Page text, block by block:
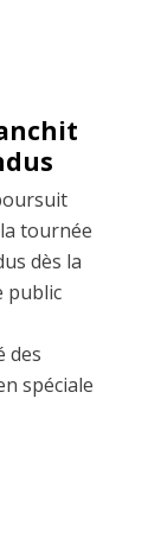
tournée
dès la
public
des
spéciale